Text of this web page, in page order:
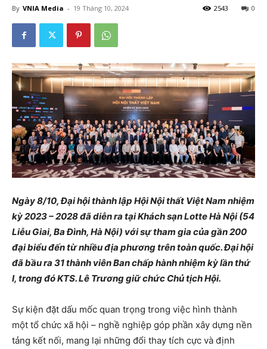
By VNIA Media - 19 Tháng 10, 2024 0
2543
Ngày 8/10, Đại hội thành lập Hội Nội thất Việt Nam nhiệm
kỳ 2023 – 2028 đã diễn ra tại Khách sạn Lotte Hà Nội (54
Liễu Giai, Ba Đình, Hà Nội) với sự tham gia của gần 200
đại biểu đến từ nhiều địa phương trên toàn quốc. Đại hội
đã bầu ra 31 thành viên Ban chấp hành nhiệm kỳ lần thứ
I, trong đó KTS. Lê Trương giữ chức Chủ tịch Hội.
Sự kiện đặt dấu mốc quan trọng trong việc hình thành
một tổ chức xã hội – nghề nghiệp góp phần xây dựng nền
tảng kết nối, mang lại những đổi thay tích cực và định